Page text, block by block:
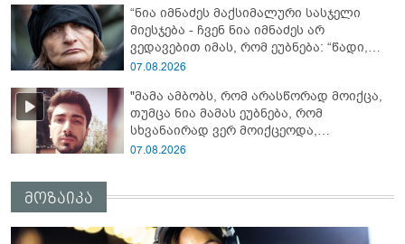
“ნია იმნაძეს მაქსიმალური სასჯელი
მიესჯება - ჩვენ ნია იმნაძეს არ
ვედავებით იმას, რომ ეუბნება: “წადი,
მოკალი“, ეს დაკვეთაა, ჩვენ ვამბობთ,
ავალიანის დედა
07.08.2026
"მამა ამბობს, რომ არასწორად მოიქცა,
თუმცა ნია მამას ეუბნება, რომ
სხვანაირად ვერ მოიქცეოდა,
თანამედროვე ეპოქაში სხვანაირად
საქმის პროკურორი?
07.08.2026
მოზაიკა